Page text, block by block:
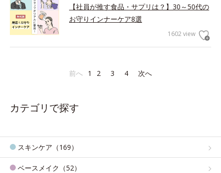
【社員が推す食品・サプリは？】30～50代の
お守りインナーケア8選
1602 view
前へ 1 2 3 4 次へ
カテゴリで探す
スキンケア（169）
ベースメイク（52）